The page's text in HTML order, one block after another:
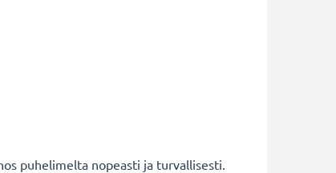
puhelimelta nopeasti ja turvallisesti.